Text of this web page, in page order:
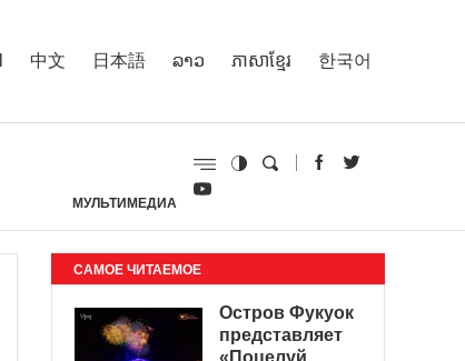
中文 日本語 ລາວ ភាសាខ្មែរ 한국어
МУЛЬТИМЕДИА
САМОЕ ЧИТАЕМОЕ
Остров Фукуок
представляет
«Поцелуй